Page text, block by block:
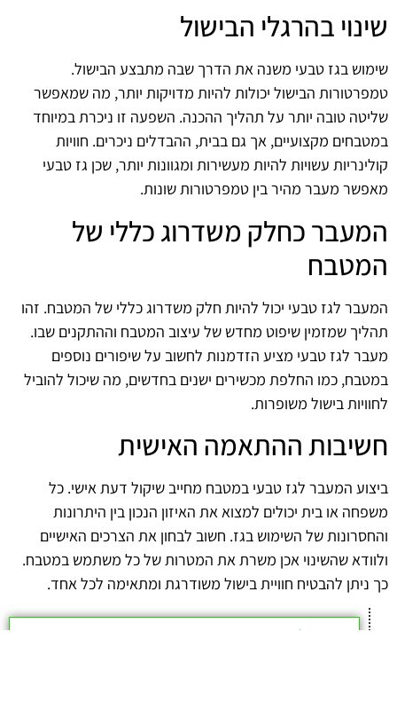
שינוי בהרגלי הבישול
שימוש בגז טבעי משנה את הדרך שבה מתבצע הבישול.
טמפרטורות הבישול יכולות להיות מדויקות יותר, מה שמאפשר
שליטה טובה יותר על תהליך ההכנה. השפעה זו ניכרת במיוחד
במטבחים מקצועיים, אך גם בבית, ההבדלים ניכרים. חוויות
קולינריות עשויות להיות מעשירות ומגוונות יותר, שכן גז טבעי
מאפשר מעבר מהיר בין טמפרטורות שונות.
המעבר כחלק משדרוג כללי של
המטבח
המעבר לגז טבעי יכול להיות חלק משדרוג כללי של המטבח. זהו
תהליך שמזמין שיפוט מחדש של עיצוב המטבח וההתקנים שבו.
מעבר לגז טבעי מציע הזדמנות לחשוב על שיפורים נוספים
במטבח, כמו החלפת מכשירים ישנים בחדשים, מה שיכול להוביל
לחוויות בישול משופרות.
חשיבות ההתאמה האישית
ביצוע המעבר לגז טבעי במטבח מחייב שיקול דעת אישי. כל
משפחה או בית יכולים למצוא את האיזון הנכון בין היתרונות
והחסרונות של השימוש בגז. חשוב לבחון את הצרכים האישיים
ולוודא שהשינוי אכן משרת את המטרות של כל משתמש במטבח.
כך ניתן להבטיח חוויית בישול משודרגת ומתאימה לכל אחד.